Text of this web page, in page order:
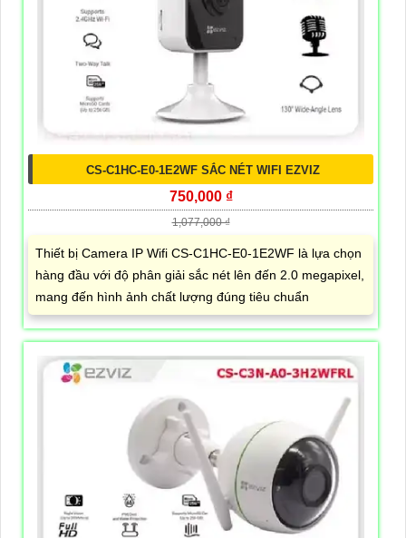
CS-C1HC-E0-1E2WF SẮC NÉT WIFI EZVIZ
750,000 ₫
1,077,000 ₫
Thiết bị Camera IP Wifi CS-C1HC-E0-1E2WF là lựa chọn
hàng đầu với độ phân giải sắc nét lên đến 2.0 megapixel,
mang đến hình ảnh chất lượng đúng tiêu chuẩn